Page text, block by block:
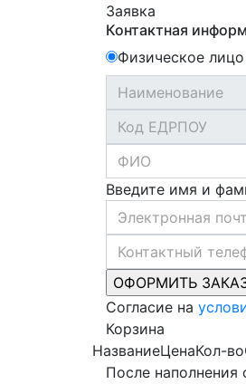
Заявка
Контактная
Физическое лицо
Введите имя и
Согласие на
Корзина
НазваниеЦенаКол-во
После